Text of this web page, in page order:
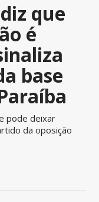
que
é
base
pode deixar
da oposição